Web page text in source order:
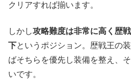
クリアすれば揃います。
しかし攻略難度は非常に高く歴
下というポジション。歴戦王の
ばそちらを優先し装備を整え、
いです。